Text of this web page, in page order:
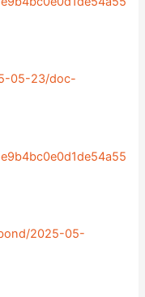
05-23/doc-
2025-05-